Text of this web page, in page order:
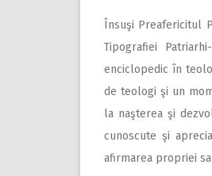
Însuşi Preafericitul
Tipografiei
enciclopedic în
de teologi şi un
la naşterea şi
cunoscute şi
afirmarea propriei